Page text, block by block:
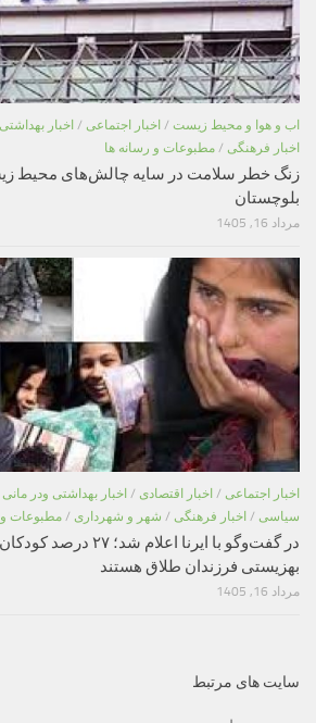
اب و هوا و محیط زیست / اخبار اجتماعی / اخبار
اخبار فرهنگی / مطبوعات و رسانه ها
زنگ خطر سلامت در سایه چالش‌های محیط
بلوچستان
مرداد 16, 1405
اخبار اجتماعی / اخبار اقتصادی / اخبار بهداشتی ودر مانی
سیاسی / اخبار فرهنگی / شهر و شهرداری / مطبوعات و
در گفت‌وگو با ایرنا
بهزیستی فرزندان طلاق هستند
مرداد 16, 1405
سایت های مرتبط